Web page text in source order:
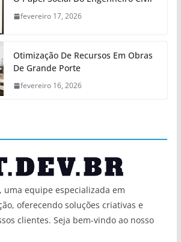
fevereiro 17, 2026
Otimização De Recursos Em Obras
De Grande Porte
fevereiro 16, 2026
uma equipe especializada em
oferecendo soluções criativas e
clientes. Seja bem-vindo ao nosso